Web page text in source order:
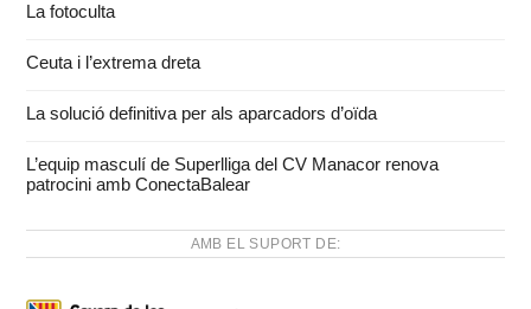
La fotoculta
Ceuta i l’extrema dreta
La solució definitiva per als aparcadors d’oïda
L’equip masculí de Superlliga del CV Manacor renova
patrocini amb ConectaBalear
AMB EL SUPORT DE: